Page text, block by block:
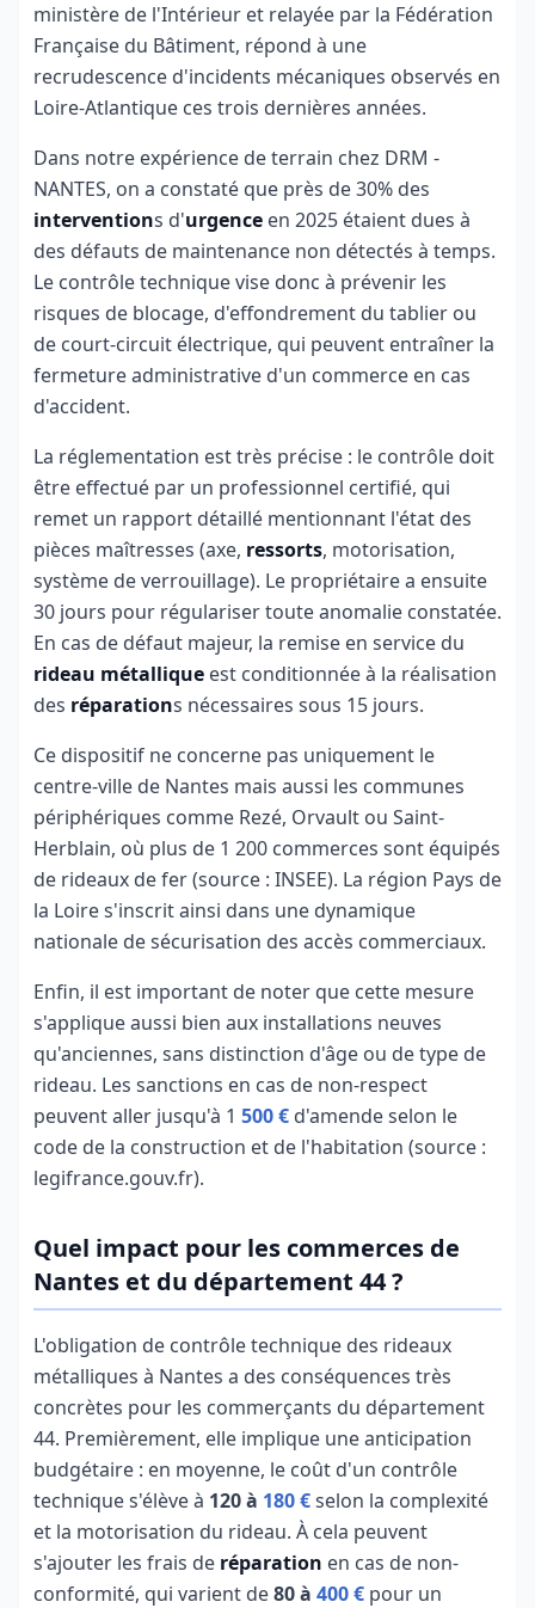
ministère de l'Intérieur et relayée par la Fédération
Française du Bâtiment, répond à une
recrudescence d'incidents mécaniques observés en
Loire-Atlantique ces trois dernières années.
Dans notre expérience de terrain chez DRM -
NANTES, on a constaté que près de 30% des
interventions d'urgence en 2025 étaient dues à
des défauts de maintenance non détectés à temps.
Le contrôle technique vise donc à prévenir les
risques de blocage, d'effondrement du tablier ou
de court-circuit électrique, qui peuvent entraîner la
fermeture administrative d'un commerce en cas
d'accident.
La réglementation est très précise : le contrôle doit
être effectué par un professionnel certifié, qui
remet un rapport détaillé mentionnant l'état des
pièces maîtresses (axe, ressorts, motorisation,
système de verrouillage). Le propriétaire a ensuite
30 jours pour régulariser toute anomalie constatée.
En cas de défaut majeur, la remise en service du
rideau métallique est conditionnée à la réalisation
des réparations nécessaires sous 15 jours.
Ce dispositif ne concerne pas uniquement le
centre-ville de Nantes mais aussi les communes
périphériques comme Rezé, Orvault ou Saint-
Herblain, où plus de 1 200 commerces sont équipés
de rideaux de fer (source : INSEE). La région Pays de
la Loire s'inscrit ainsi dans une dynamique
nationale de sécurisation des accès commerciaux.
Enfin, il est important de noter que cette mesure
s'applique aussi bien aux installations neuves
qu'anciennes, sans distinction d'âge ou de type de
rideau. Les sanctions en cas de non-respect
peuvent aller jusqu'à 1 500 € d'amende selon le
code de la construction et de l'habitation (source :
legifrance.gouv.fr).
Quel impact pour les commerces de
Nantes et du département 44 ?
L'obligation de contrôle technique des rideaux
métalliques à Nantes a des conséquences très
concrètes pour les commerçants du département
44. Premièrement, elle implique une anticipation
budgétaire : en moyenne, le coût d'un contrôle
technique s'élève à 120 à 180 €selon la complexité
et la motorisation du rideau. À cela peuvent
s'ajouter les frais de réparation en cas de non-
conformité, qui varient de80 à 400 € pour un